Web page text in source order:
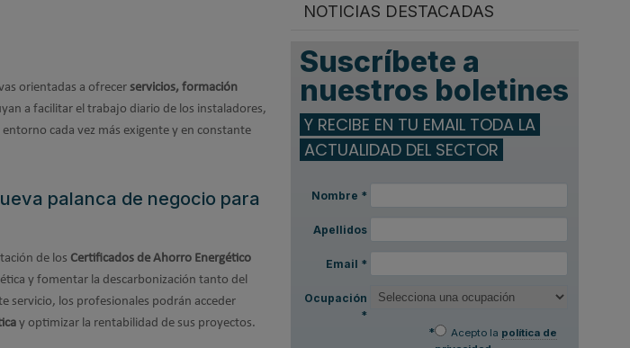
orientadas a ofrecer servicios, formación
a facilitar el trabajo diario de los instaladores,
cada vez más exigente y en constante
palanca de negocio para
de los Certificados de Ahorro Energético
y fomentar la descarbonización tanto del
servicio, los profesionales podrán acceder
y optimizar la rentabilidad de sus proyectos.
NOTICIAS DESTACADAS
Suscríbete a
nuestros boletines
Y RECIBE EN TU EMAIL TODA LA
ACTUALIDAD DEL SECTOR
Nombre *
Apellidos
Email *
Ocupación
*
*
Acepto la política de